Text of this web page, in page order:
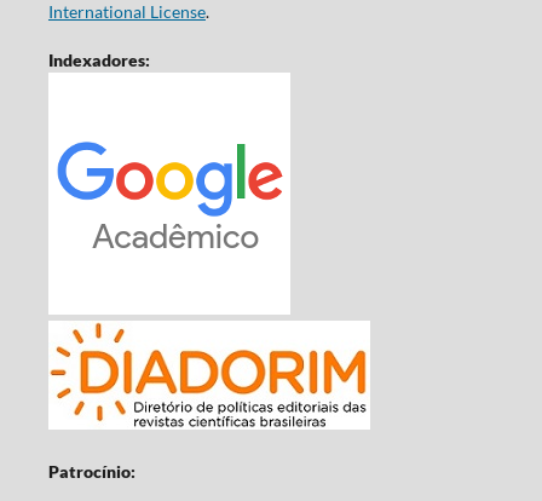
International License.
Indexadores:
Patrocínio: